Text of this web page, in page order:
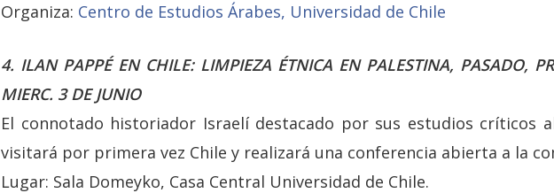
Organiza: Centro de Estudios Árabes, Universidad de Chile
4. ILAN PAPPÉ EN CHILE: LIMPIEZA ÉTNICA EN PALESTINA, PASADO,
MIERC. 3 DE JUNIO
El connotado historiador Israelí destacado por sus estudios críticos
visitará por primera vez Chile y realizará una conferencia abierta a la
Lugar: Sala Domeyko, Casa Central Universidad de Chile.